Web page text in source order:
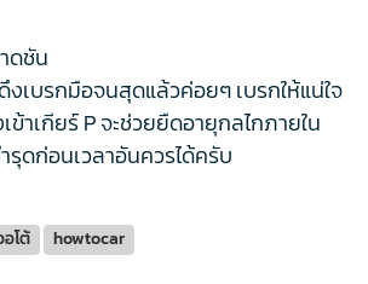
ดชัน
งเบรกมือจนสุดแล้วค่อยๆ เบรกให้แน่ใจ
ข้าเกียร์ P จะช่วยยืดอายุกลไกภายใน
รุดก่อนเวลาอันควรได้ครับ
โต้ howtocar